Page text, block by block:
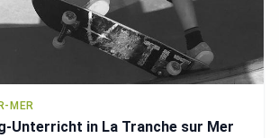
MER
Unterricht in La Tranche sur Mer